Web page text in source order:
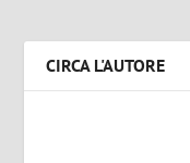
CIRCA L'AUTORE